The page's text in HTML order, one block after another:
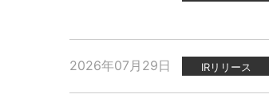
2026年07月29日 IRリリース